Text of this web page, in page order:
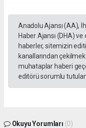
Anadolu Ajansı (AA),
Haber Ajansı (DHA)
haberler, sitemizin
kanallarından
muhataplar haberi
editörü sorumlu
Okuyu Yorumları (0)